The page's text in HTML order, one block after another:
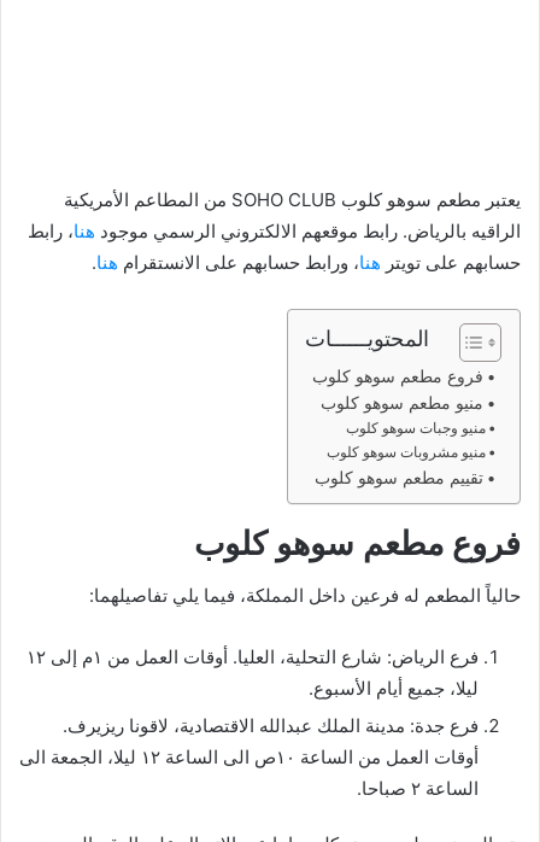
يعتبر مطعم سوهو كلوب SOHO CLUB من المطاعم الأمريكية
الراقيه بالرياض. رابط موقعهم الالكتروني الرسمي موجود هنا، رابط
حسابهم على تويتر هنا، ورابط حسابهم على الانستقرام هنا.
المحتويــــــات
فروع مطعم سوهو كلوب
منيو مطعم سوهو كلوب
منيو وجبات سوهو كلوب
منيو مشروبات سوهو كلوب
تقييم مطعم سوهو كلوب
فروع مطعم سوهو كلوب
حالياً المطعم له فرعين داخل المملكة، فيما يلي تفاصيلهما:
فرع الرياض: شارع التحلية، العليا. أوقات العمل من ١م إلى ١٢
ليلا، جميع أيام الأسبوع.
فرع جدة: مدينة الملك عبدالله الاقتصادية، لاقونا ريزيرف.
أوقات العمل من الساعة ١٠ص الى الساعة ١٢ ليلا، الجمعة الى
الساعة ٢ صباحا.